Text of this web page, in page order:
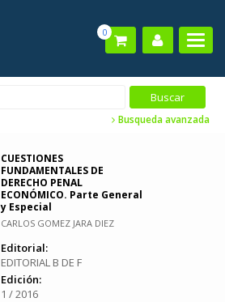
0
Busqueda avanzada
CUESTIONES
FUNDAMENTALES DE
DERECHO PENAL
ECONÓMICO. Parte General
y Especial
CARLOS GOMEZ JARA DIEZ
Editorial:
EDITORIAL B DE F
Edición:
1 / 2016